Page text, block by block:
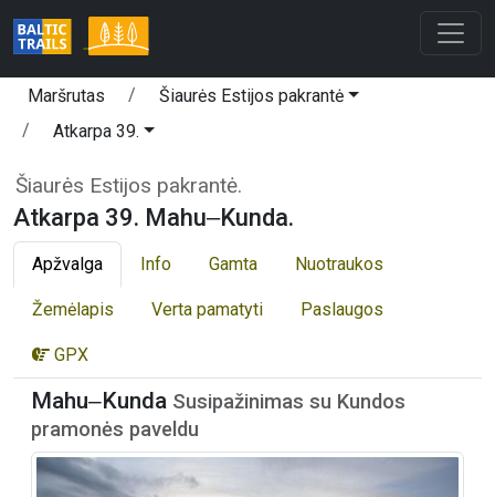
Maršrutas
Šiaurės Estijos pakrantė
Atkarpa 39.
Šiaurės Estijos pakrantė.
Atkarpa 39. Mahu‒Kunda.
Apžvalga Info Gamta Nuotraukos
Žemėlapis Verta pamatyti Paslaugos
GPX
Mahu‒Kunda Susipažinimas su Kundos
pramonės paveldu